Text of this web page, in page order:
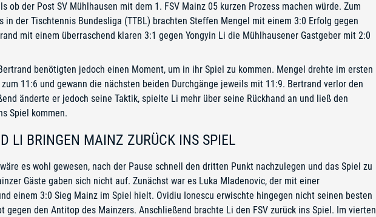
ob der Post SV Mühlhausen mit dem 1. FSV Mainz 05 kurzen Prozess machen würde. Zum
in der Tischtennis Bundesliga (TTBL) brachten Steffen Mengel mit einem 3:0 Erfolg gegen
mit einem überraschend klaren 3:1 gegen Yongyin Li die Mühlhausener Gastgeber mit 2:0
benötigten jedoch einen Moment, um in ihr Spiel zu kommen. Mengel drehte im ersten
11:6 und gewann die nächsten beiden Durchgänge jeweils mit 11:9. Bertrand verlor den
änderte er jedoch seine Taktik, spielte Li mehr über seine Rückhand an und ließ den
Spiel kommen.
LI BRINGEN MAINZ ZURÜCK INS SPIEL
es wohl gewesen, nach der Pause schnell den dritten Punkt nachzulegen und das Spiel zu
Gäste gaben sich nicht auf. Zunächst war es Luka Mladenovic, der mit einer
einem 3:0 Sieg Mainz im Spiel hielt. Ovidiu Ionescu erwischte hingegen nicht seinen besten
gegen den Antitop des Mainzers. Anschließend brachte Li den FSV zurück ins Spiel. Im vierten